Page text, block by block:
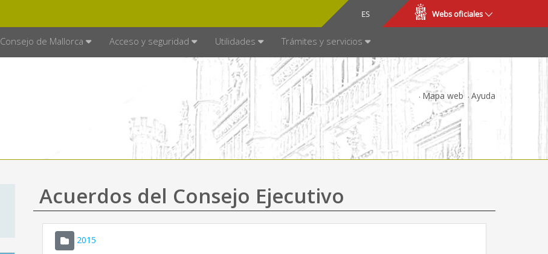
ES
CA Webs oficiales
Consejo de Mallorca Acceso y seguridad Utilidades Trámites y servicios
Mapa web Ayuda
Acuerdos del Consejo Ejecutivo
2015